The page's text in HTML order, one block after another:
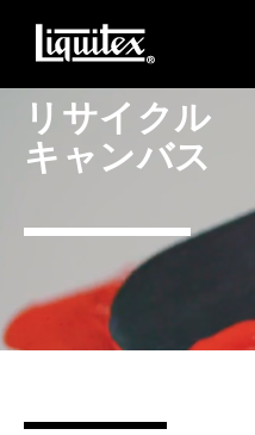
リサイクル
キャンバス